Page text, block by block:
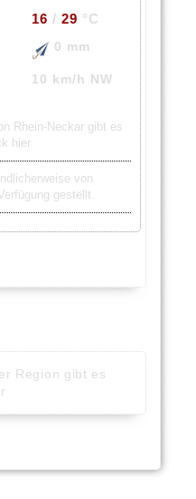
16 / 29 °C
0 mm
10 km/h NW
Rhein-Neckar gibt es
hier
von
gestellt.
Region gibt es